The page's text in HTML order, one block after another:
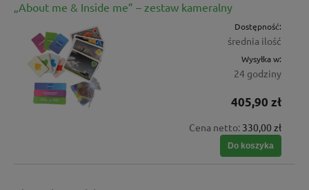
„About me & Inside me” – zestaw kameralny
Dostępność:
średnia ilość
Wysyłka w:
24 godziny
405,90 zł
Cena netto: 330,00 zł
Do koszyka